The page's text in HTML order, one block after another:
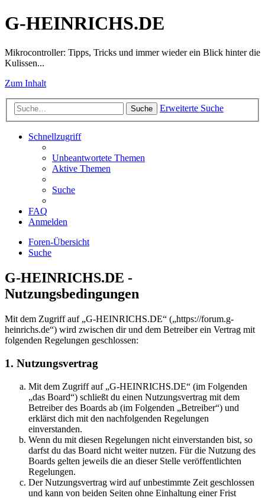
G-HEINRICHS.DE
Mikrocontroller: Tipps, Tricks und immer wieder ein Blick hinter die
Kulissen...
Zum Inhalt
Suche Erweiterte Suche
Schnellzugriff
Unbeantwortete Themen
Aktive Themen
Suche
FAQ
Anmelden
Foren-Übersicht
Suche
G-HEINRICHS.DE -
Nutzungsbedingungen
Mit dem Zugriff auf „G-HEINRICHS.DE“ („https://forum.g-
heinrichs.de“) wird zwischen dir und dem Betreiber ein Vertrag mit
folgenden Regelungen geschlossen:
1. Nutzungsvertrag
Mit dem Zugriff auf „G-HEINRICHS.DE“ (im Folgenden
„das Board“) schließt du einen Nutzungsvertrag mit dem
Betreiber des Boards ab (im Folgenden „Betreiber“) und
erklärst dich mit den nachfolgenden Regelungen
einverstanden.
Wenn du mit diesen Regelungen nicht einverstanden bist, so
darfst du das Board nicht weiter nutzen. Für die Nutzung des
Boards gelten jeweils die an dieser Stelle veröffentlichten
Regelungen.
Der Nutzungsvertrag wird auf unbestimmte Zeit geschlossen
und kann von beiden Seiten ohne Einhaltung einer Frist